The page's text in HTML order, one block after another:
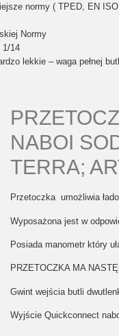
normy ( TPED, EN
Normy
1/14
lekkie –waga pełnej
NABOI
TERRA;
Przetoczka umożliwia
Wyposażona jest w
Posiada manometr który
PRZETOCZKA MA
Gwint wejścia butli
Wyjście Quickconnect